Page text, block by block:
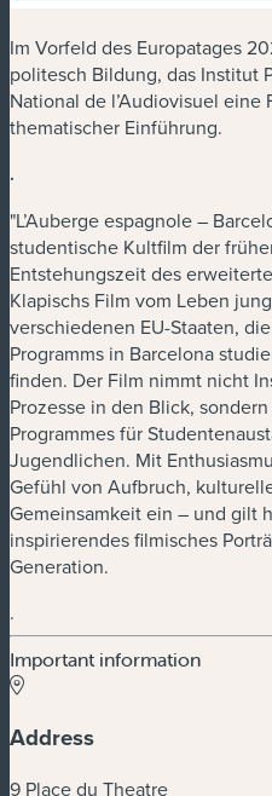
Im Vorfeld des Europatages
politesch Bildung, das Institut
National de l’Audiovisuel
thematischer Einführung.
.
"L’Auberge espagnole –
studentische Kultfilm der
Entstehungszeit des
Klapischs Film vom Leben
verschiedenen EU-Staaten,
Programms in Barcelona
finden. Der Film nimmt nicht
Prozesse in den Blick,
Programmes für
Jugendlichen. Mit
Gefühl von Aufbruch,
Gemeinsamkeit ein – und gilt
inspirierendes filmisches
Generation.
.
Important information
Address
9 Place du Theatre